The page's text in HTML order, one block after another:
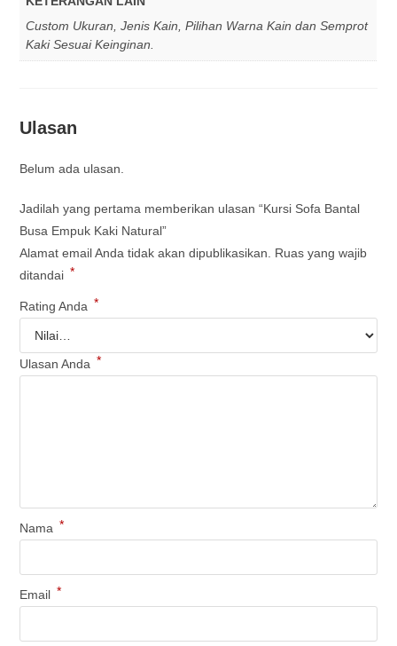
Custom Ukuran, Jenis Kain, Pilihan Warna Kain dan Semprot
Kaki Sesuai Keinginan.
Ulasan
Belum ada ulasan.
Jadilah yang pertama memberikan ulasan “Kursi Sofa Bantal
Busa Empuk Kaki Natural”
Alamat email Anda tidak akan dipublikasikan.
Ruas yang wajib
ditandai *
Rating Anda *
Ulasan Anda *
Nama *
Email *